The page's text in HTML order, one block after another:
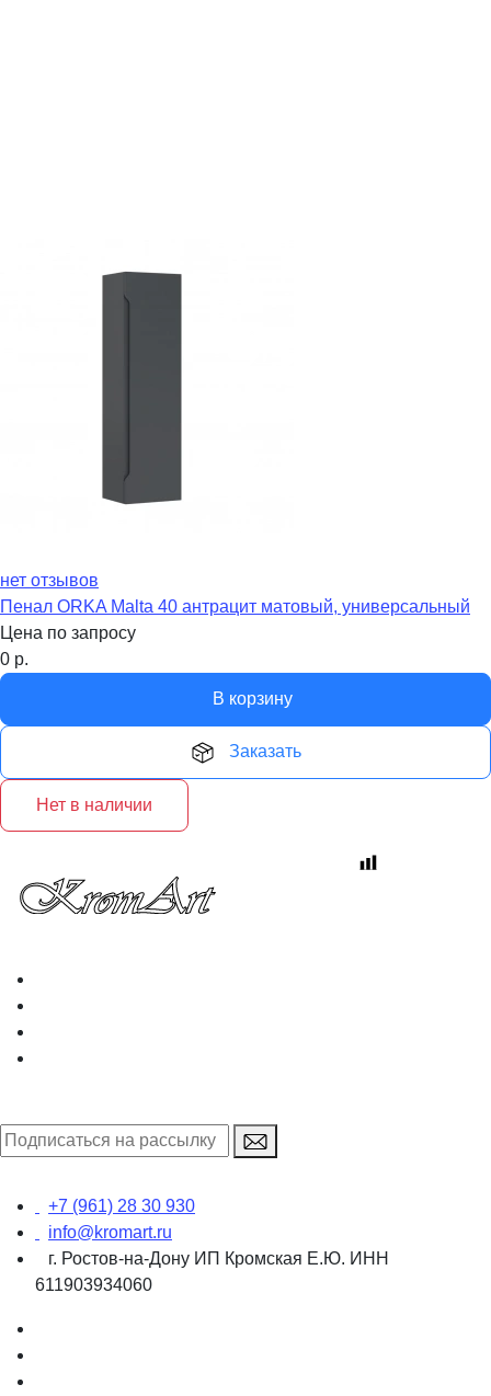
нет отзывов
Пенал ORKA Malta 40 антрацит матовый, универсальный
Цена по запросу
0 р.
В корзину
Заказать
Нет в наличии
+7 (961) 28 30 930
info@kromart.ru
г. Ростов-на-Дону ИП Кромская Е.Ю. ИНН
611903934060